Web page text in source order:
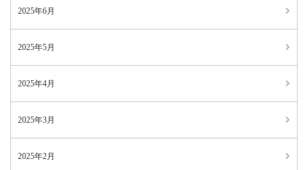
2025年6月
2025年5月
2025年4月
2025年3月
2025年2月